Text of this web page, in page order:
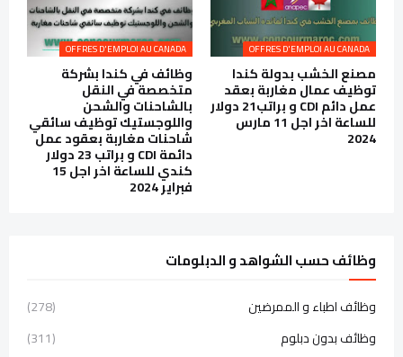
OFFRES D'EMPLOI AU CANADA
مصنع الخشب بدولة كندا
توظيف عمال مغاربة بعقد
عمل دائم CDI و براتب21 دولار
للساعة اخر اجل 11 مارس
2024
OFFRES D'EMPLOI AU CANADA
وظائف في كندا بشركة
متخصصة في النقل
بالشاحنات والشحن
واللوجستيك توظيف سائقي
شاحنات مغاربة بعقود عمل
دائمة CDI و براتب 23 دولار
كندي للساعة اخر اجل 15
فبراير 2024
وظائف حسب الشواهد و الدبلومات
وظائف اطباء و الممرضين
(278)
وظائف بدون دبلوم
(311)